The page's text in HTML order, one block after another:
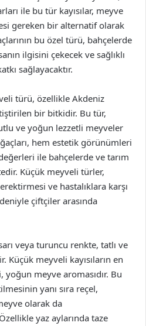
ile bu tür kayısılar, meyve
gereken bir alternatif olarak
bu özel türü, bahçelerde
ilgisini çekecek ve sağlıklı
sağlayacaktır.
türü, özellikle Akdeniz
bir bitkidir. Bu tür,
ve yoğun lezzetli meyveler
hem estetik görünümleri
ile bahçelerde ve tarım
Küçük meyveli türler,
ve hastalıklara karşı
çiftçiler arasında
veya turuncu renkte, tatlı ve
Küçük meyveli kayısıların en
meyve aromasıdır. Bu
yanı sıra reçel,
olarak da
yaz aylarında taze